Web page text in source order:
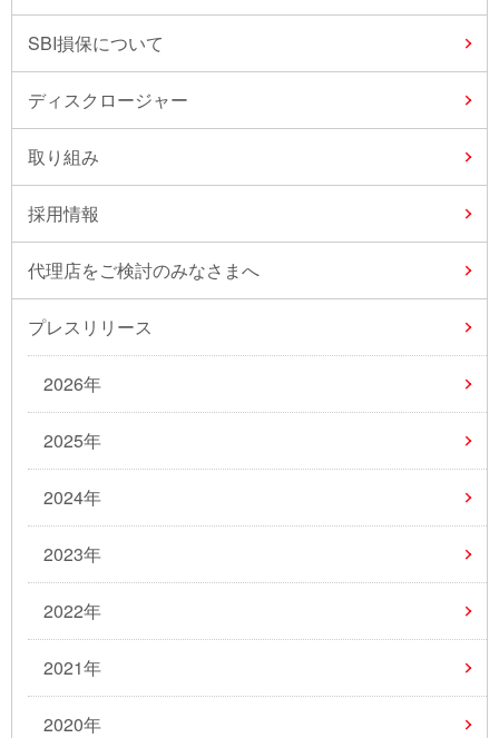
SBI損保について
ディスクロージャー
取り組み
採用情報
代理店をご検討のみなさまへ
プレスリリース
2026年
2025年
2024年
2023年
2022年
2021年
2020年